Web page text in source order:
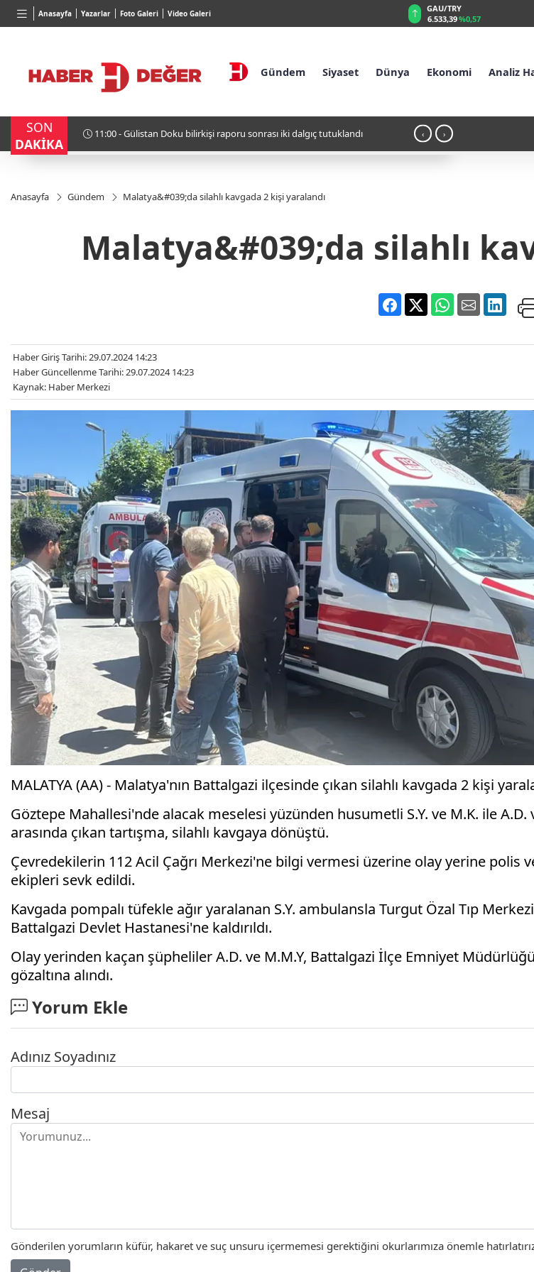
Anasayfa Yazarlar Foto Galeri Video Galeri
TND
16,2469%-0,45
BGN
28,0626 %0,37
GAU/TRY
6.533,39%0,57
Gündem Siyaset Dünya Ekonomi Analiz
SON
DAKİKA
11:00 - Gülistan Doku bilirkişi raporu sonrası iki dalgıç tutuklandı ‹ ›
Anasayfa Gündem Malatya&#039;da silahlı kavgada 2 kişi yaralandı
Malatya&#039;da silahlı
Haber Giriş Tarihi: 29.07.2024 14:23
Haber Güncellenme Tarihi: 29.07.2024 14:23
Kaynak: Haber Merkezi
MALATYA (AA) - Malatya'nın Battalgazi ilçesinde çıkan silahlı kavgada 2 kişi
Göztepe Mahallesi'nde alacak meselesi yüzünden husumetli S.Y. ve M.K. ile A.D.
arasında çıkan tartışma, silahlı kavgaya dönüştü.
Çevredekilerin 112 Acil Çağrı Merkezi'ne bilgi vermesi üzerine olay yerine polis
ekipleri sevk edildi.
Kavgada pompalı tüfekle ağır yaralanan S.Y. ambulansla Turgut Özal Tıp
Battalgazi Devlet Hastanesi'ne kaldırıldı.
Olay yerinden kaçan şüpheliler A.D. ve M.M.Y, Battalgazi İlçe Emniyet
gözaltına alındı.
Yorum Ekle
Adınız Soyadınız
Mesaj
Gönderilen yorumların küfür, hakaret ve suç unsuru içermemesi gerektiğini okurlarımıza önemle